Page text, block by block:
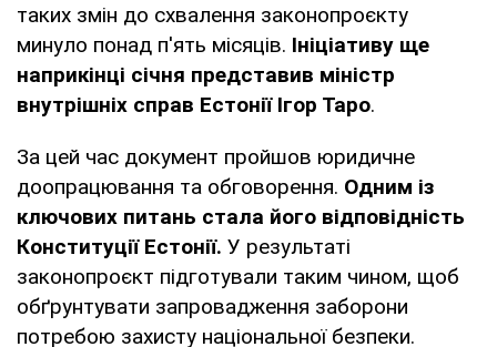
таких змін до схвалення законопроєкту
минуло понад п'ять місяців. Ініціативу ще
наприкінці січня представив міністр
внутрішніх справ Естонії Ігор Таро.
За цей час документ пройшов юридичне
доопрацювання та обговорення. Одним із
ключових питань стала його відповідність
Конституції Естонії. У результаті
законопроєкт підготували таким чином, щоб
обґрунтувати запровадження заборони
потребою захисту національної безпеки.